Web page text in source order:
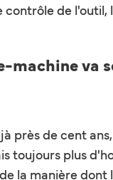
de l'outil,
machine va
près de cent
toujours plus
la manière